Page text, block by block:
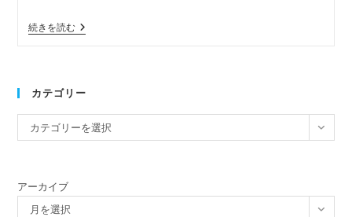
続きを読む
カテゴリー
カテゴリーを選択
アーカイブ
月を選択